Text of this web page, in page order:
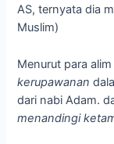
AS, ternyata dia
Muslim)
Menurut para
kerupawanan
dari nabi Adam.
menandingi